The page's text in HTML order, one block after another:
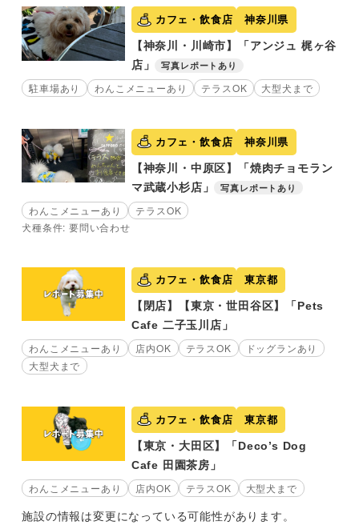
カフェ・飲食店 神奈川県
【神奈川・川崎市】「アンジュ 梶ヶ谷
店」
写真レポートあり
駐車場あり わんこメニューあり テラスOK 大型犬まで
カフェ・飲食店 神奈川県
【神奈川・中原区】「焼肉チョモラン
マ武蔵小杉店」
写真レポートあり
わんこメニューあり
テラスOK
犬種条件: 要問い合わせ
カフェ・飲食店 東京都
【閉店】【東京・世田谷区】「Pets
Cafe 二子玉川店」
わんこメニューあり 店内OK テラスOK
ドッグランあり
大型犬まで
カフェ・飲食店 東京都
【東京・大田区】「Deco’s Dog
Cafe 田園茶房」
わんこメニューあり 店内OK テラスOK 大型犬まで
施設の情報は変更になっている可能性があります。